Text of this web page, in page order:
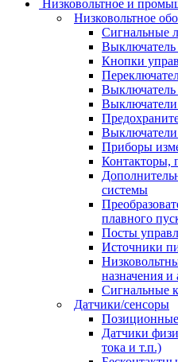
Низковольтное и
Низковольтное
Сигнальные
Выключатель
Кнопки
Выключатель
Выключатели
Приборы
Контакторы,
системы
плавного
Посты
Источники
назначения и
Сигнальные
Датчики/сенсоры
Датчики
тока и т.п.)